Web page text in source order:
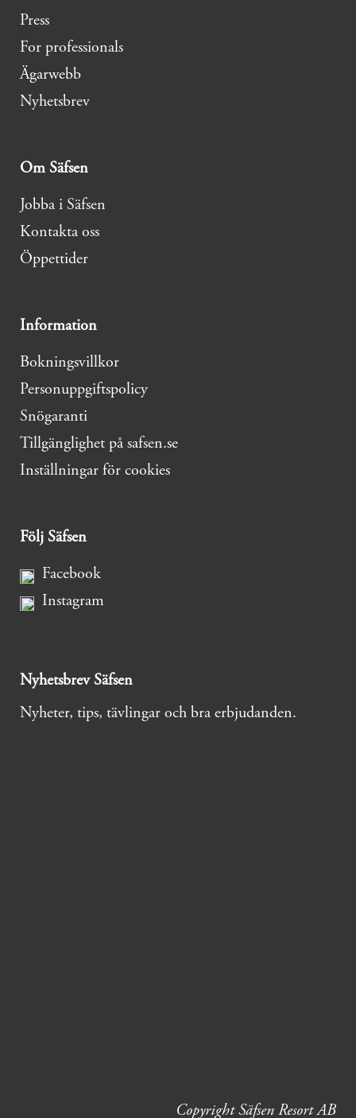
Press
For professionals
Ägarwebb
Nyhetsbrev
Om Säfsen
Jobba i Säfsen
Kontakta oss
Öppettider
Information
Bokningsvillkor
Personuppgiftspolicy
Snögaranti
Tillgänglighet på safsen.se
Inställningar för cookies
Följ Säfsen
Facebook
Instagram
Nyhetsbrev Säfsen
Nyheter, tips, tävlingar och bra erbjudanden.
Copyright Säfsen Resort AB